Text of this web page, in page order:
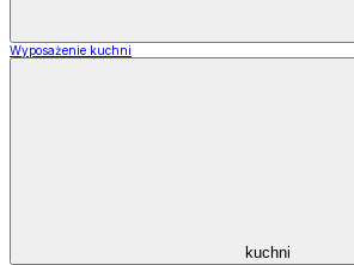
Wyposażenie kuchni
kuchni